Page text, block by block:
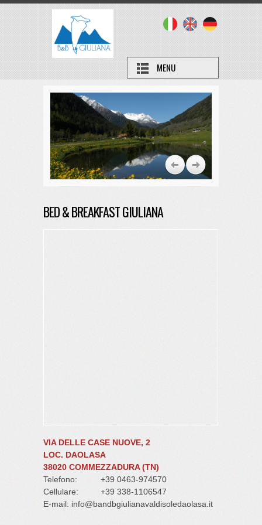
MENU
BED & BREAKFAST GIULIANA
VIA DELLE CASE NUOVE, 2
LOC. DAOLASA
38020 COMMEZZADURA (TN)
Telefono:
+39 0463-974570
Cellulare:
+39 338-1106547
E-mail: info@bandbgiulianavaldisoledaolasa.it